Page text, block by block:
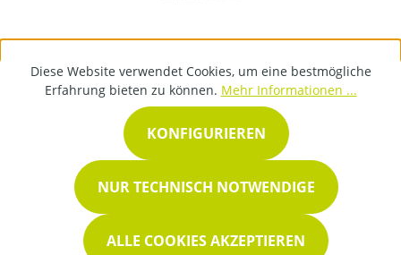
Diese Website verwendet Cookies, um eine bestmögliche
Erfahrung bieten zu können. Mehr Informationen ...
NUR TECHNISCH NOTWENDIGE
KONFIGURIEREN
ALLE COOKIES AKZEPTIEREN